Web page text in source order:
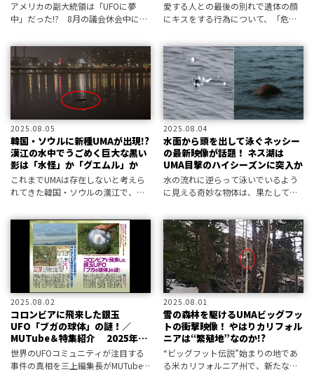
アメリカの副大統領は「UFOに夢
中」だった!? 8月の議会休会中にエ
公言、秘匿され続けてきた情報につ
いに光が差すのか？
愛する人との最後の別れで遺体の顔
にキスをする行為について、「危険
主に欧米で物議を醸しているよう
だ。
2025.08.05
韓国・ソウルに新種UMAが出現!?
漢江の水中でうごめく巨大な黒い
影は「水怪」か「グエムル」か
これまでUMAは存在しないと考えら
れてきた韓国・ソウルの漢江で、な
た！ その正体はいったい――!?
2025.08.04
水面から頭を出して泳ぐネッシー
の最新映像が話題！ ネス湖は
UMA目撃のハイシーズンに突入か
水の流れに逆らって泳いでいるよう
に見える奇妙な物体は、果たして
目撃報告が激増中のネス湖から最新
の動画が届けられた！
2025.08.02
コロンビアに飛来した銀玉
UFO「ブガの球体」の謎！／
MUTube＆特集紹介 2025年8
月号
世界のUFOコミュニティが注目する
事件の真相を三上編集長がMUTube
2025.08.01
雪の森林を駆けるUMAビッグフッ
トの衝撃映像！ やはりカリフォル
ニアは“繁殖地”なのか!?
“ビッグフット伝説”始まりの地であ
る米カリフォルニア州で、新たな目